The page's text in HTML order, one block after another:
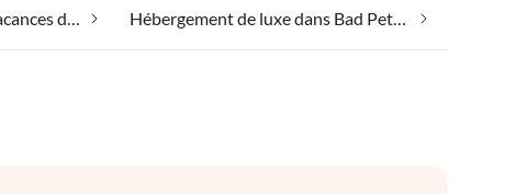
Emmener votre chien en vacances dans Bad Peterstal-Griesbach Hébergement de luxe dans Bad Peterstal-Griesbach